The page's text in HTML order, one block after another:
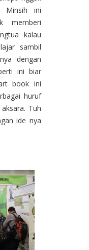
Minsih ini
memberi
kalau
sambil
dengan
ini biar
book ini
huruf
Tuh
ide nya